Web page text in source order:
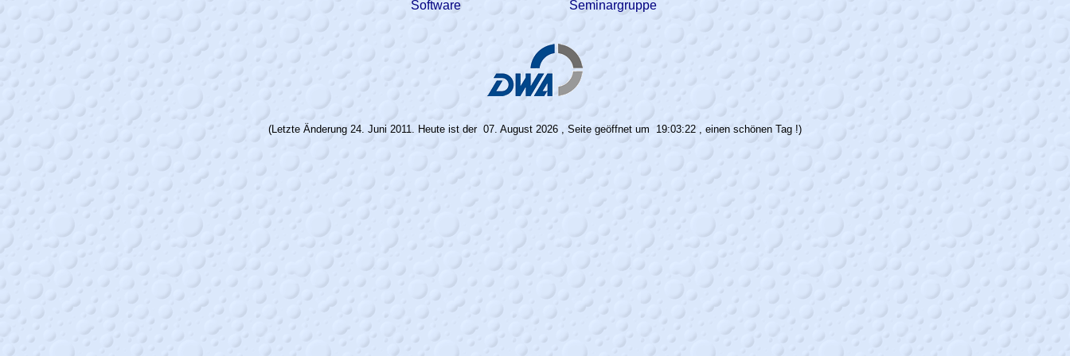
Software Seminargruppe
(Letzte Änderung 24. Juni 2011. Heute ist der 07. August 2026 , Seite geöffnet um 19:03:22 , einen schönen Tag !)